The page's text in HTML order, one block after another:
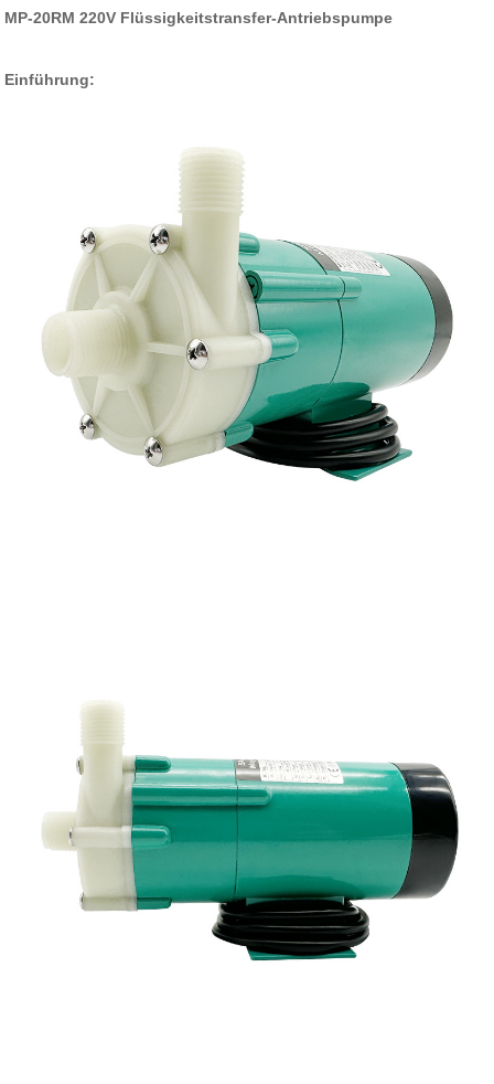
MP-20RM 220V Flüssigkeitstransfer-Antriebspumpe
Einführung: